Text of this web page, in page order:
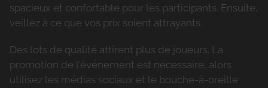
spacieux et confortable pour les participants. Ensuite,
veillez à ce que vos prix soient attrayants.
Des lots de qualité attirent plus de joueurs. La
promotion de l'événement est nécessaire, alors
utilisez les médias sociaux et le bouche-à-oreille